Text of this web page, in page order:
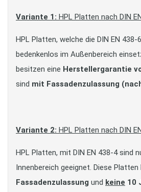
Variante 1: HPL Platten nach DIN
HPL Platten, welche die DIN EN 438-
bedenkenlos im Außenbereich
besitzen eine Herstellergarantie
sind mit Fassadenzulassung
Variante 2: HPL Platten nach DIN
HPL Platten, mit DIN EN 438-4 sind
Innenbereich geeignet. Diese Platten
Fassadenzulassung und keine 10